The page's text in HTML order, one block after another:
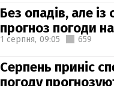
Без опадів, але
прогноз погоди
1 серпня, 09:05 659
Серпень приніс
погоду